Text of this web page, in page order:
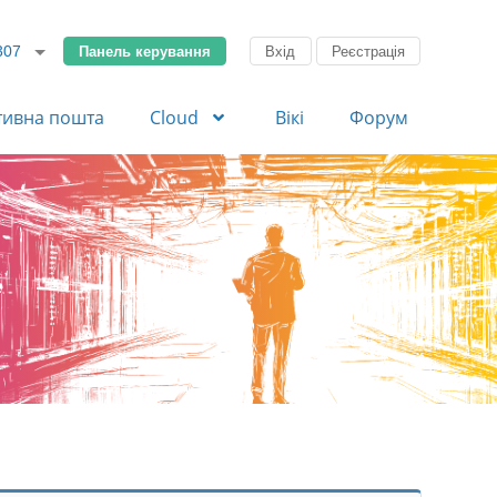
Панель керування Вхід Реєстрація
пошта Cloud Вікі Форум